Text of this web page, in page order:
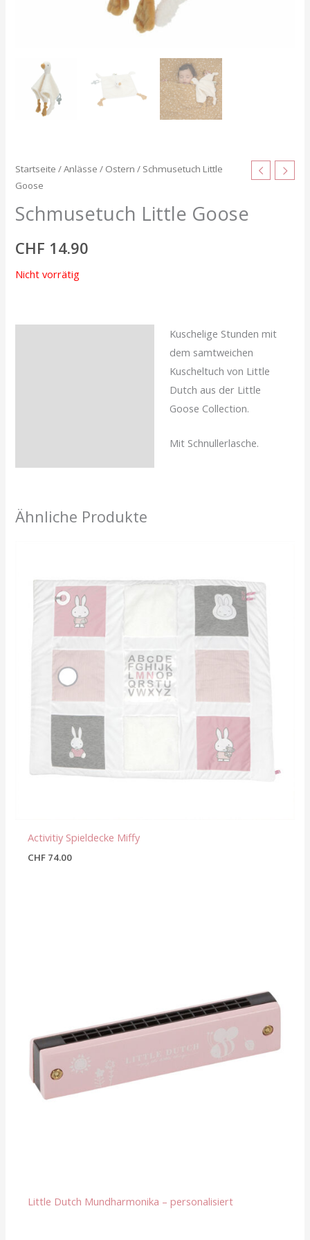
Startseite /Anlässe / Ostern / Schmusetuch Little
Goose
Schmusetuch Little Goose
CHF 14.90
Nicht vorrätig
Kuschelige Stunden mit
dem samtweichen
Kuscheltuch von Little
Dutch aus der Little
Goose Collection.
Mit Schnullerlasche.
Ähnliche Produkte
Activitiy Spieldecke Miffy
CHF74.00
Little Dutch Mundharmonika – personalisiert